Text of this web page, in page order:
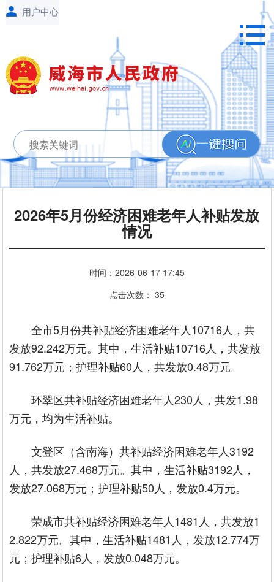
2026年5月份经济困难老年人补贴发放
情况
时间： 2026-06-17 17:45
点击次数： 35
全市5月份共补贴经济困难老年人10716人，共
发放92.242万元。其中，生活补贴10716人，共发放
91.762万元；护理补贴60人，共发放0.48万元。
环翠区共补贴经济困难老年人230人，共发1.98
万元，均为生活补贴。
文登区（含南海）共补贴经济困难老年人3192
人，共发放27.468万元。其中，生活补贴3192人，
发放27.068万元；护理补贴50人，发放0.4万元。
荣成市共补贴经济困难老年人1481人，共发放1
2.822万元。其中，生活补贴1481人，发放12.774万
元；护理补贴6人，发放0.048万元。